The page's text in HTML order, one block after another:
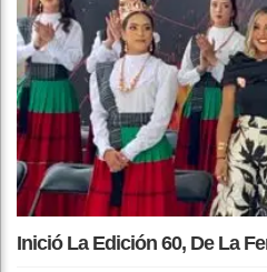
Inició La Edición 60, De La